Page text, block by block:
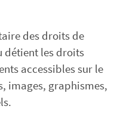
des droits de
détient les droits
accessibles sur le
images, graphismes,